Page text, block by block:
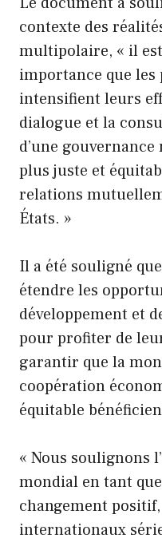
contexte des
multipolaire, « il
importance que les
intensifient leurs
dialogue et la
d’une
plus juste et
relations
États. »
Il a été souligné
étendre les
développement et
pour profiter de
garantir que la
coopération
équitable
« Nous soulignons
mondial en tant
changement
internationaux